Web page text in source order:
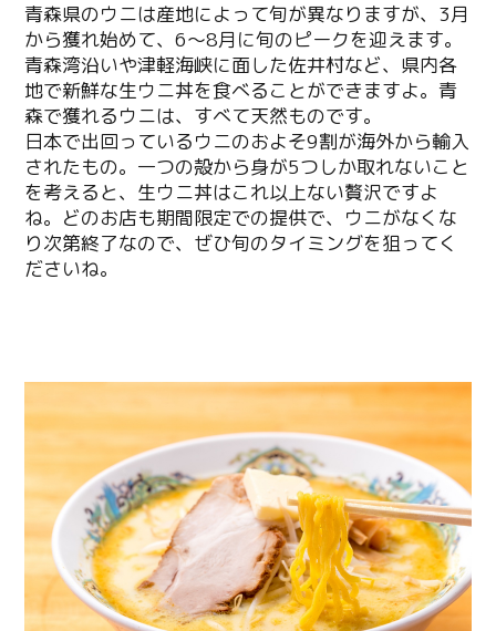
青森県のウニは産地によって旬が異なりますが、3月
から獲れ始めて、6～8月に旬のピークを迎えます。
青森湾沿いや津軽海峡に面した佐井村など、県内各
地で新鮮な生ウニ丼を食べることができますよ。青
森で獲れるウニは、すべて天然ものです。
日本で出回っているウニのおよそ9割が海外から輸入
されたもの。一つの殻から身が5つしか取れないこと
を考えると、生ウニ丼はこれ以上ない贅沢ですよ
ね。どのお店も期間限定での提供で、ウニがなくな
り次第終了なので、ぜひ旬のタイミングを狙ってく
ださいね。